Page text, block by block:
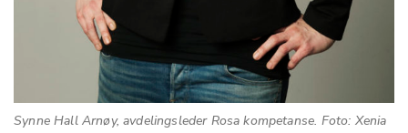
Synne Hall Arnøy, avdelingsleder Rosa kompetanse. Foto: Xenia